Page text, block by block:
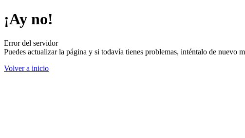
¡Ay no!
Error del servidor
Puedes actualizar la página y si todavía tienes problemas, inténtalo de nuevo
Volver a inicio